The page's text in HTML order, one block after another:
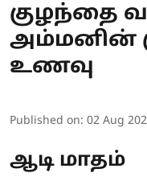
குழந்தை
அம்மனின்
உணவு
Published on: 02 Aug
ஆடி மாதம்